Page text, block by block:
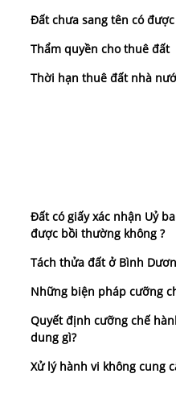
Đất chưa sang tên có
Thẩm quyền cho thuê đất
Thời hạn thuê đất nhà
Đất có giấy xác nhận Uỷ ban năm
được bồi thường không ?
Tách thửa đất ở Bình
Những biện pháp cưỡng
Quyết định cưỡng chế
dung gì?
Xử lý hành vi không cung